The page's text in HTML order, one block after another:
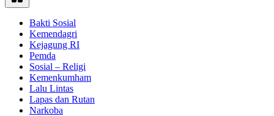
Bakti Sosial
Kemendagri
Kejagung RI
Pemda
Sosial – Religi
Kemenkumham
Lalu Lintas
Lapas dan Rutan
Narkoba